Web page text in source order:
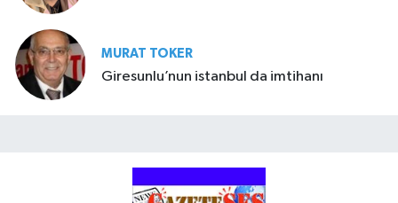
MURAT TOKER
Giresunlu’nun istanbul da imtihanı